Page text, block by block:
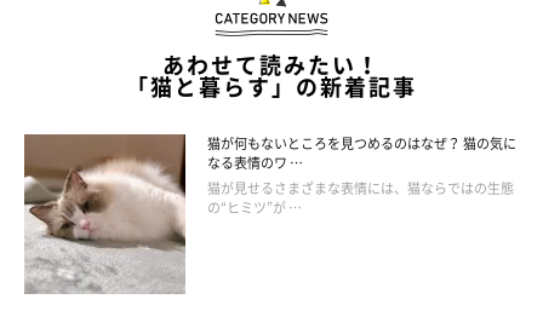
一方で、次のような様子が見られる場合は注意が必要とされてい
① 突然攻撃的になり触れなくなった
③ 触られるのを強く嫌がる
このような変化がある場合、体調不良や痛みが関係している可能
性も考えられます。気になる様子が続くときは、早めに動物病院
に相談することがすすめられています。
あわせて読みたい！
「猫と暮らす」の新着記事
猫が何もないところを見つめるのはなぜ？ 猫の気に
なる表情のワ …
猫が見せるさまざまな表情には、猫ならではの生態
の“ヒミツ”が …